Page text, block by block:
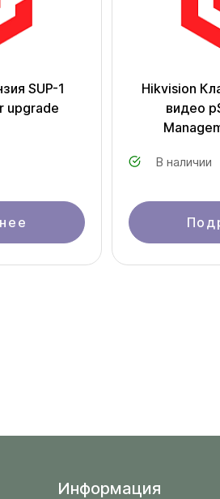
SUP-1
upgrade
Hikvision
видео
В наличии
Информация